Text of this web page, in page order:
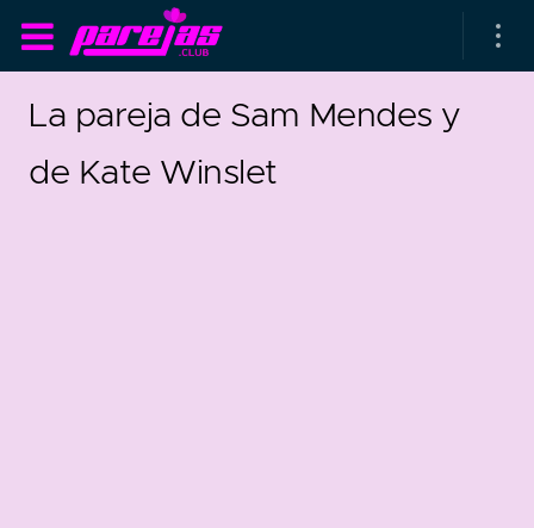
La pareja de Sam Mendes y
de Kate Winslet